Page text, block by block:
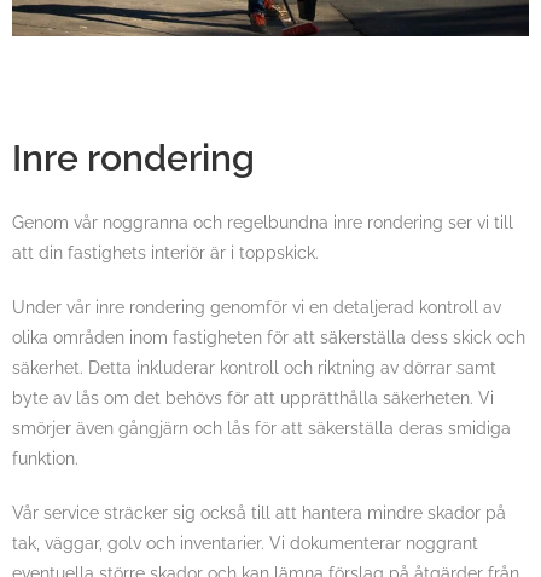
Inre rondering
Genom vår noggranna och regelbundna inre rondering ser vi till
att din fastighets interiör är i toppskick.
Under vår inre rondering genomför vi en detaljerad kontroll av
olika områden inom fastigheten för att säkerställa dess skick och
säkerhet. Detta inkluderar kontroll och riktning av dörrar samt
byte av lås om det behövs för att upprätthålla säkerheten. Vi
smörjer även gångjärn och lås för att säkerställa deras smidiga
funktion.
Vår service sträcker sig också till att hantera mindre skador på
tak, väggar, golv och inventarier. Vi dokumenterar noggrant